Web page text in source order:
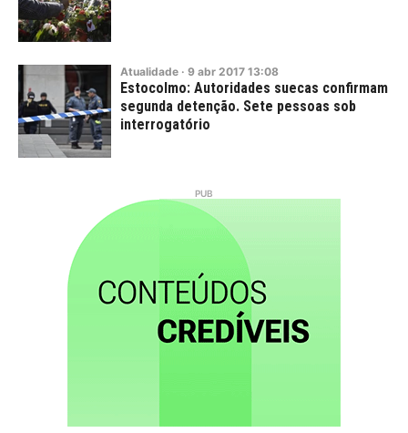
Atualidade · 9 abr 2017 13:08
Estocolmo: Autoridades suecas confirmam
segunda detenção. Sete pessoas sob
interrogatório